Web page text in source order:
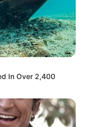
du Quinté le
DU
de la presse sur
In Over 2,400